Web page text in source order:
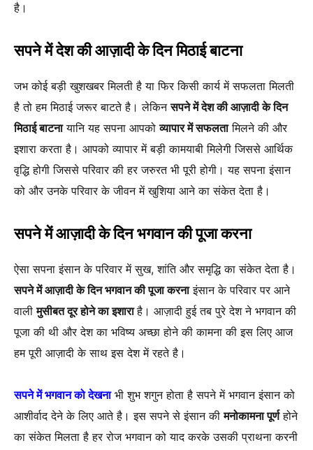
है।
सपने में देश की आज़ादी के दिन मिठाई बाटना
जभ कोई बड़ी खुशखबर मिलती है या फिर किसी कार्य में सफलता मिलती
है तो हम मिठाई जरूर बाटते है। लेकिनसपने में देश की आज़ादी के दिन
मिठाई बाटनायानि यह सपना आपकोव्यापार में सफलतामिलने की और
इशारा करता है। आपको व्यापार में बड़ी कामयाबी मिलेगी जिससे आर्थिक
वृद्धि होगी जिससे परिवार की हर जरुरत भी पूरी होगी। यह सपना इंसान
को और उनके परिवार के जीवन में खुशिया आने का संकेत देता है।
सपने में आज़ादी के दिन भगवान की पूजा करना
ऐसा सपना इंसान के परिवार में सुख, शांति और समृद्धि का संकेत देता है।
सपने में आज़ादी के दिन भगवान की पूजा करनाइंसान के परिवार पर आने
वालीमुसीबत दूर होने का इशाराहै। आज़ादी हुई तब पुरे देश ने भगवान की
पूजा की थी और देश का भविष्य अच्छा होने की कामना की इस लिए आज
हम पूरी आज़ादी के साथ इस देश में रहते है।
सपने में भगवान को देखनाभी शुभ शगुन होता है सपने में भगवान इंसान को
आशीर्वाद देने के लिए आते है। इस सपने से इंसान कीमनोकामना पूर्णहोने
का संकेत मिलता है हर रोज भगवान को याद करके उसकी प्राथना करनी